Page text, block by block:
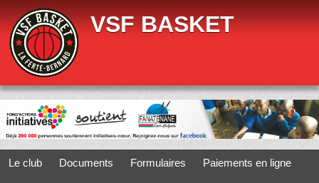
VSF BASKET
Le club Documents Formulaires Paiements en ligne
Panneau de gestion des cookies